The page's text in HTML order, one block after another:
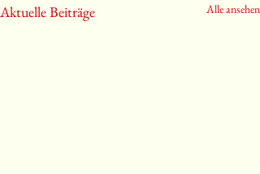
Aktuelle Beiträge Alle ansehen